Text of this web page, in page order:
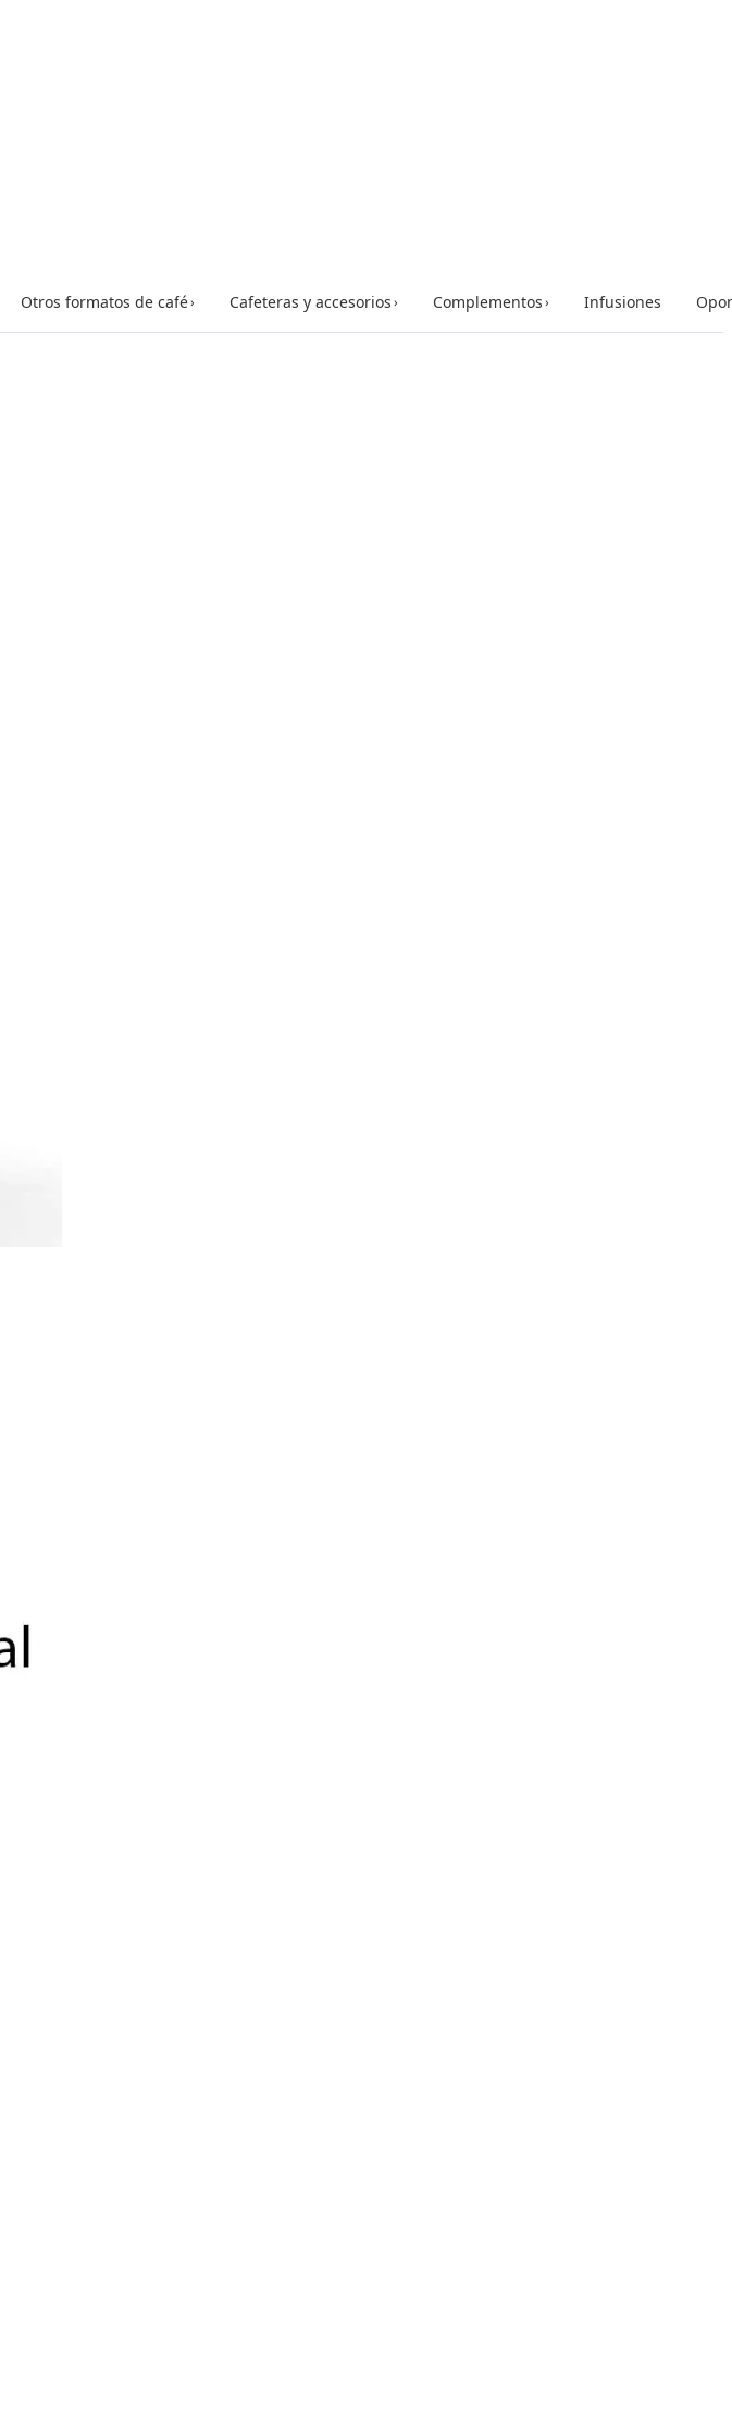
Otros formatos de café› Cafeteras y accesorios› Complementos› Infusiones